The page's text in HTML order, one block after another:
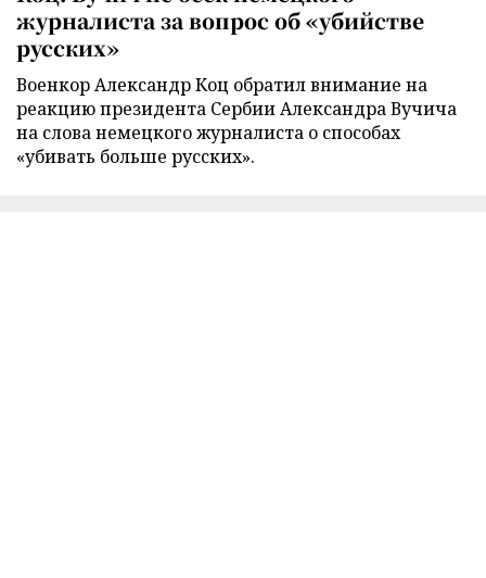
журналиста за вопрос об «убийстве
русских»
Военкор Александр Коц обратил внимание на
реакцию президента Сербии Александра Вучича
на слова немецкого журналиста о способах
«убивать больше русских».